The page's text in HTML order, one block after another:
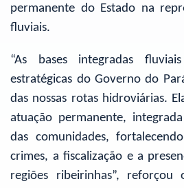
permanente do Estado na
fluviais.
“As bases integradas
estratégicas do Governo do
das nossas rotas hidroviárias.
atuação permanente,
das comunidades,
crimes, a fiscalização e a
regiões ribeirinhas”, reforçou